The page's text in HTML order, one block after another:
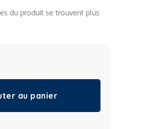
du produit se trouvent plus
au panier